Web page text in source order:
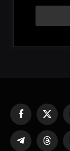
Facebook
X
Partager